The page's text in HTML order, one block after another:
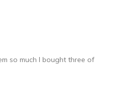
so much I bought three of